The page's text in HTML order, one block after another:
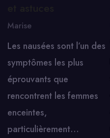
Marise
Les nausées sont l’un des
symptômes les plus
éprouvants que
rencontrent les femmes
enceintes,
particulièrement…